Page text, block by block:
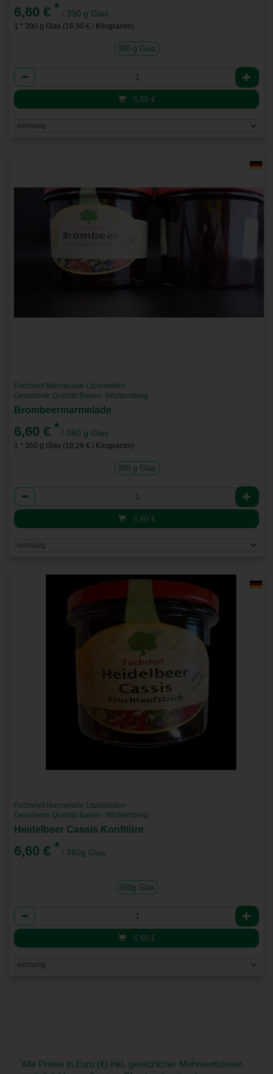
6,60 € * / 390 g Glas
1 * 390 g Glas (16,90 € / Kilogramm)
390 g Glas
Anzahl
6,60 €
Fuchshof Marmelade Litzelstetten
Gesicherte Qualität Baden- Württemberg
Brombeermarmelade
6,60 € * / 360 g Glas
1 * 360 g Glas (18,28 € / Kilogramm)
360 g Glas
Anzahl
6,60 €
Fuchshof Marmelade Litzelstetten
Gesicherte Qualität Baden- Württemberg
Heidelbeer Cassis Konfitüre
6,60 € * / 360g Glas
360g Glas
Anzahl
6,60 €
*Alle Preise in Euro (€) inkl. gesetzlicher Mehrwertsteuer,